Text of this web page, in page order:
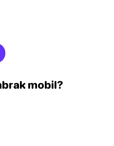
mobil?